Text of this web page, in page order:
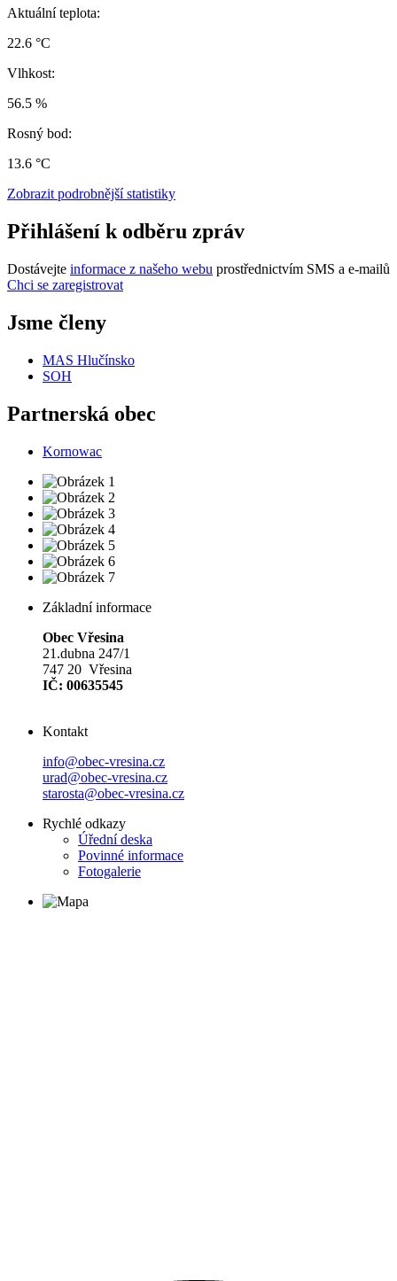
Aktuální teplota:
22.6 °C
Vlhkost:
56.5 %
Rosný bod:
13.6 °C
Zobrazit podrobnější statistiky
Přihlášení k odběru zpráv
Dostávejte informace z našeho webu prostřednictvím SMS a e-mailů
Chci se zaregistrovat
Jsme členy
MAS Hlučínsko
SOH
Partnerská obec
Kornowac
Základní informace
Obec Vřesina
21.dubna 247/1
747 20 Vřesina
IČ: 00635545
Kontakt
info@obec-vresina.cz
urad@obec-vresina.cz
starosta@obec-vresina.cz
Rychlé odkazy
Úřední deska
Povinné informace
Fotogalerie